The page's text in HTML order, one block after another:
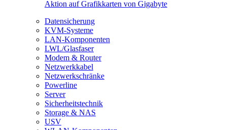
Aktion auf Grafikkarten von Gigabyte
Datensicherung
KVM-Systeme
LAN-Komponenten
LWL/Glasfaser
Modem & Router
Netzwerkkabel
Netzwerkschränke
Powerline
Server
Sicherheitstechnik
Storage & NAS
USV